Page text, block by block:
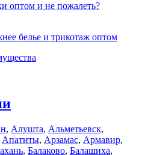
оптом и не пожалеть?
белье и трикотаж оптом
, Алушта, Альметьевск,
Апатиты, Арзамас, Армавир,
, Балаково, Балашиха,